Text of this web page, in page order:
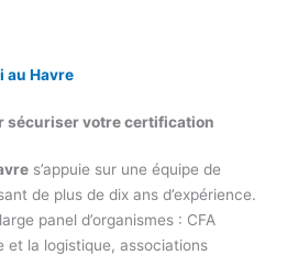
au Havre
sécuriser votre certification
s’appuie sur une équipe de
de plus de dix ans d’expérience.
panel d’organismes : CFA
et la logistique, associations